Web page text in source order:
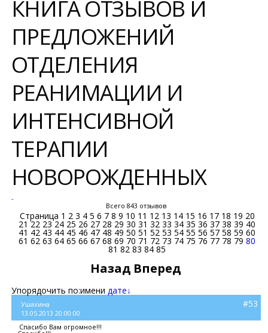
КНИГА ОТЗЫВОВ И
ПРЕДЛОЖЕНИЙ
ОТДЕЛЕНИЯ
РЕАНИМАЦИИ И
ИНТЕНСИВНОЙ
ТЕРАПИИ
НОВОРОЖДЕННЫХ
-
Всего 843 отзывов
Страница 1 2 3 4 5 6 7 8 9 10 11 12 13 14 15 16 17 18 19 20
21 22 23 24 25 26 27 28 29 30 31 32 33 34 35 36 37 38 39 40
41 42 43 44 45 46 47 48 49 50 51 52 53 54 55 56 57 58 59 60
61 62 63 64 65 66 67 68 69 70 71 72 73 74 75 76 77 78 79 80
81 82 83 84 85
Назад Вперед
Упорядочить по:имени дате↓
Ушахина
13.05.2013 20:00:00
#53
Спасибо Вам огромное!!!